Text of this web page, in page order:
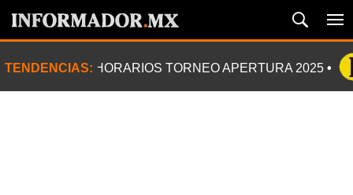
TENDENCIAS: HORARIOS TORNEO APERTURA 2025